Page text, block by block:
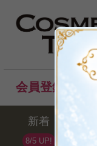
会員登録後の
新着
8/5 UP!